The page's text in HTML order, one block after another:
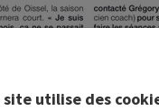
site utilise des